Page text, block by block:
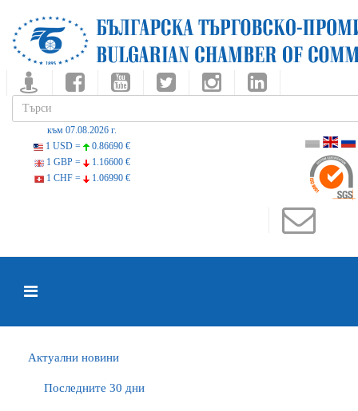
към 07.08.2026 г.
1 USD =
0.86690 €
1 GBP =
1.16600 €
1 CHF =
1.06990 €
Актуални новини
Последните 30 дни